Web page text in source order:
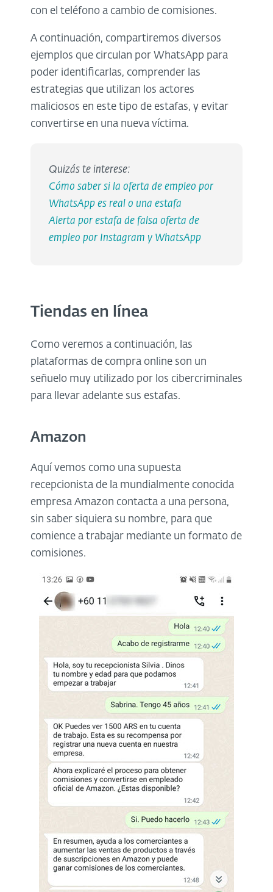
con el teléfono a cambio de comisiones.
A continuación, compartiremos diversos
ejemplos que circulan por WhatsApp para
poder identificarlas, comprender las
estrategias que utilizan los actores
maliciosos en este tipo de estafas, y evitar
convertirse en una nueva víctima.
Quizás te interese:
Cómo saber si la oferta de empleo por
WhatsApp es real o una estafa
Alerta por estafa de falsa oferta de
empleo por Instagram y WhatsApp
Tiendas en línea
Como veremos a continuación, las
plataformas de compra online son un
señuelo muy utilizado por los cibercriminales
para llevar adelante sus estafas.
Amazon
Aquí vemos como una supuesta
recepcionista de la mundialmente conocida
empresa Amazon contacta a una persona,
sin saber siquiera su nombre, para que
comience a trabajar mediante un formato de
comisiones.